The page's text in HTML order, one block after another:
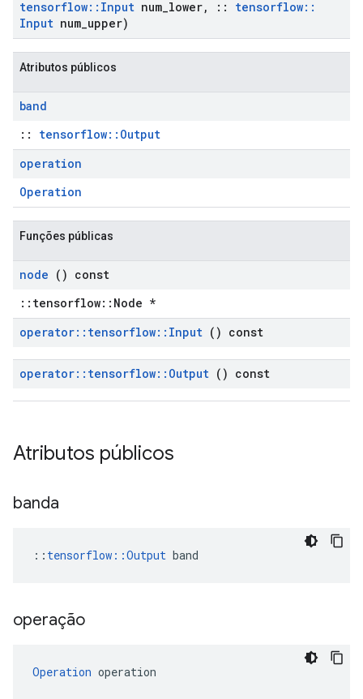
tensorflow:: Input num lower, :: tensorflow::
Input num upper)
Atributos públicos
band
:: tensorflow::Output
operation
Operation
Funções públicas
node () const
::tensorflow::Node *
operator:: tensorflow:: Input () const
operator:: tensorflow:: Output () const
Atributos públicos
banda
:: tensorflow::Output band
operação
Operation operation